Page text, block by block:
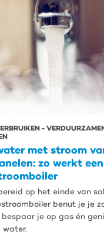
met stroom
zo werkt een
op het einde van
benut je je
je op gas én
water.